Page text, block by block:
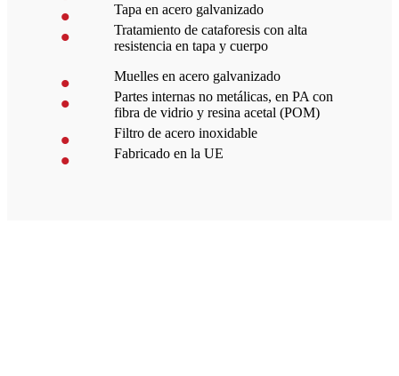
Tapa en acero galvanizado
Tratamiento de cataforesis con alta
resistencia en tapa y cuerpo
Muelles en acero galvanizado
Partes internas no metálicas, en PA con
fibra de vidrio y resina acetal (POM)
Filtro de acero inoxidable
Fabricado en la UE